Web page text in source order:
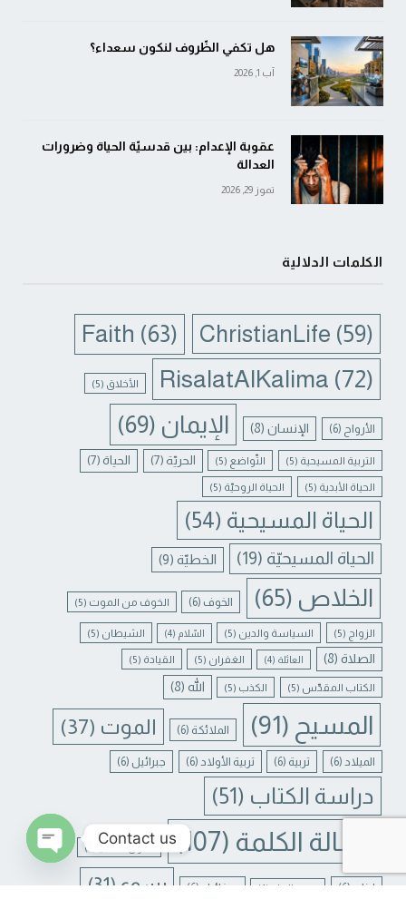
هل تكفي الظّروف لنكون سعداء؟
آب 1, 2026
عقوبة الإعدام: بين قدسيّة الحياة وضرورات
العدالة
تموز 29, 2026
الكلمات الدلالية
ChristianLife (59)
Faith (63)
RisalatAlKalima (72) الأخلاق (5)
الأرواح (6) الإنسان(8) الإيمان (69)
التربية المسيحية (5) التّواضع (5) الحريّة (7) الحياة (7)
الحياة الأبدية (5) الحياة الروحيّة (5)
الحياة المسيحية (54)
الحياة المسيحيّة (19) الخطيّة (9)
الخلاص (65) الخوف (6) الخوف من الموت (5)
الزواج (5) السياسة والدين (5) السّلام (4) الشيطان (5)
الصلاة (8) العائلة (4) الغفران (5) القيادة (5)
الكتاب المقدّس (5) الكذب (5) الله (8)
المسيح (91) الملائكة (6) الموت (37)
الميلاد (6) تربية (6) تربية الأولاد (6) جبرائيل (6)
دراسة الكتاب (51)
رسالة الكلمة (107) غفران الخطايا
لبنان (6) معنى الحياة (4) ميخائيل (6) يسوع (31)
Contact us